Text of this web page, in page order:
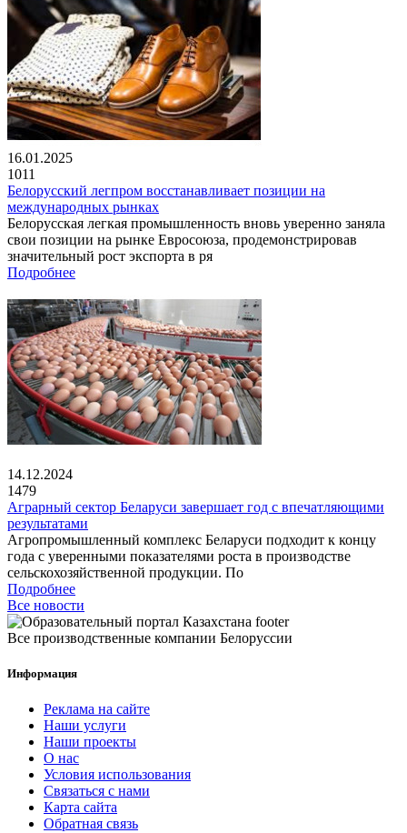
16.01.2025
1011
Белорусский легпром восстанавливает позиции на
международных рынках
Белорусская легкая промышленность вновь уверенно заняла
свои позиции на рынке Евросоюза, продемонстрировав
значительный рост экспорта в ря
Подробнее
14.12.2024
1479
Аграрный сектор Беларуси завершает год с впечатляющими
результатами
Агропромышленный комплекс Беларуси подходит к концу
года с уверенными показателями роста в производстве
сельскохозяйственной продукции. По
Подробнее
Все новости
Все производственные компании Белоруссии
Информация
Реклама на сайте
Наши услуги
Наши проекты
О нас
Условия использования
Связаться с нами
Карта сайта
Обратная связь